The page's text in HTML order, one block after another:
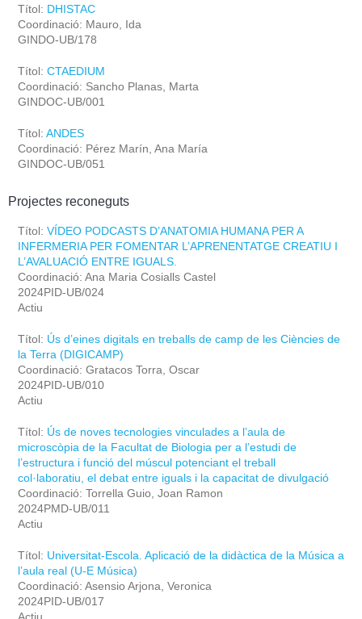
Títol: DHISTAC
Coordinació: Mauro, Ida
GINDO-UB/178
Títol: CTAEDIUM
Coordinació: Sancho Planas, Marta
GINDOC-UB/001
Títol: ANDES
Coordinació: Pérez Marín, Ana María
GINDOC-UB/051
Projectes reconeguts
Títol: VÍDEO PODCASTS D’ANATOMIA HUMANA PER A
INFERMERIA PER FOMENTAR L’APRENENTATGE CREATIU I
L’AVALUACIÓ ENTRE IGUALS.
Coordinació: Ana Maria Cosialls Castel
2024PID-UB/024
Actiu
Títol: Ús d’eines digitals en treballs de camp de les Ciències de
la Terra (DIGICAMP)
Coordinació: Gratacos Torra, Oscar
2024PID-UB/010
Actiu
Títol: Ús de noves tecnologies vinculades a l’aula de
microscòpia de la Facultat de Biologia per a l’estudi de
l’estructura i funció del múscul potenciant el treball
col·laboratiu, el debat entre iguals i la capacitat de divulgació
Coordinació: Torrella Guio, Joan Ramon
2024PMD-UB/011
Actiu
Títol: Universitat-Escola. Aplicació de la didàctica de la Música a
l’aula real (U-E Música)
Coordinació: Asensio Arjona, Veronica
2024PID-UB/017